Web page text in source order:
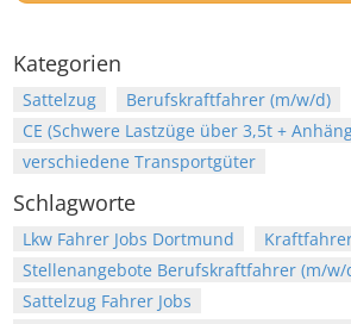
Kategorien
Sattelzug
Berufskraftfahrer (m/w/d)
CE (Schwere Lastzüge über 3,5t +
verschiedene Transportgüter
Schlagworte
Lkw Fahrer Jobs Dortmund
Stellenangebote Berufskraftfahrer (m/w/
Sattelzug Fahrer Jobs